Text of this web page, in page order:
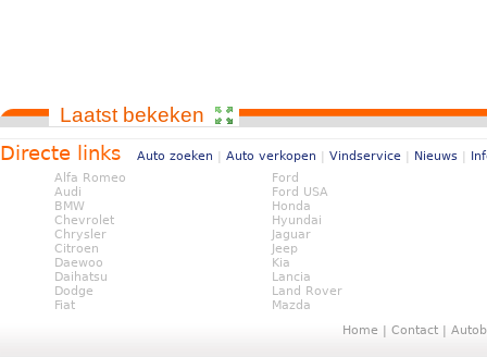
Laatst bekeken
Directe links
Auto zoeken | Auto verkopen | Vindservice | Nieuws |
Alfa Romeo
Audi
BMW
Chevrolet
Chrysler
Citroen
Daewoo
Daihatsu
Dodge
Fiat
Ford
Ford USA
Honda
Hyundai
Jaguar
Jeep
Kia
Lancia
Land Rover
Mazda
Home | Contact |